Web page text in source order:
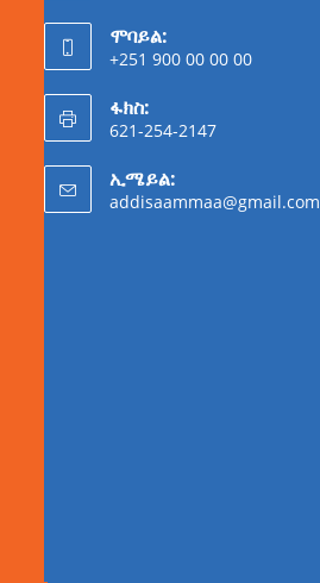
ሞባይል:
+251 900 00 00 00
ፋክስ:
621-254-2147
ኢሜይል:
addisaammaa@gmail.com